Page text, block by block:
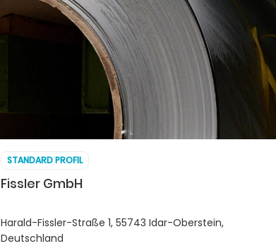
STANDARD PROFIL
Fissler GmbH
Harald-Fissler-Straße 1, 55743 Idar-Oberstein,
Deutschland